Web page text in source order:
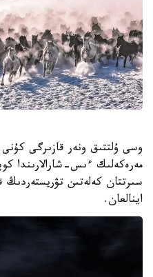
وسى ۇلتتىق ونەر قازىرگى
مەرەكەلىك ءىس-شارالارىندا
سىرتتان كەلەتىن تۋريستەردىڭ
اينالعان.